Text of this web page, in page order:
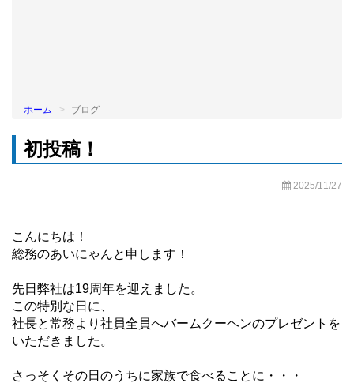
ホーム ブログ
初投稿！
2025/11/27
こんにちは！
総務のあいにゃんと申します！
先日弊社は19周年を迎えました。
この特別な日に、
社長と常務より社員全員へバームクーヘンのプレゼントを
いただきました。
さっそくその日のうちに家族で食べることに・・・